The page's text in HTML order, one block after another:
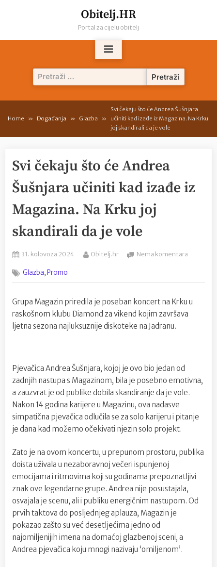
Obitelj.HR
Portal za cijelu obitelj
Pretraži:
Home Događanja Glazba
Svi čekaju što će Andrea Šušnjara
učiniti kad izađe iz Magazina. Na Krku
joj skandirali da je vole
Svi čekaju što će Andrea
Šušnjara učiniti kad izađe iz
Magazina. Na Krku joj
skandirali da je vole
Posted
31. kolovoza 2024 By
Obitelj.hr Nema komentara
što
Andrea
Šušnjara
Na
joj
da
Glazba,Promo
Grupa Magazin priredila je poseban koncert na Krku u
raskošnom klubu Diamond za vikend kojim završava
ljetna sezona najluksuznije diskoteke na Jadranu.
Pjevačica Andrea Šušnjara, kojoj je ovo bio jedan od
zadnjih nastupa s Magazinom, bila je posebno emotivna,
a zauzvrat je od publike dobila skandiranje da je vole.
Nakon 14 godina karijere u Magazinu, ova nadasve
simpatična pjevačica odlučila se za solo karijeru i pitanje
je dana kad možemo očekivati njezin solo projekt.
Zato je na ovom koncertu, u prepunom prostoru, publika
doista uživala u nezaboravnoj večeri ispunjenoj
emocijama i ritmovima koji su godinama prepoznatljivi
znak ove legendarne grupe. Andrea nije posustajala,
osvajala je scenu, ali i publiku energičnim nastupom. Od
prvih taktova do posljednjeg aplauza, Magazin je
pokazao zašto su već desetljećima jedno od
najomiljenijih imena na domaćoj glazbenoj sceni, a
Andrea pjevačica koju mnogi nazivaju ‘omiljenom’.